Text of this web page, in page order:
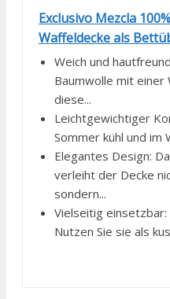
Exclusivo Mezcla
Waffeldecke als
Weich und
Baumwolle mit einer
diese...
Leichtgewichtiger
Sommer kühl und im
Elegantes Design:
verleiht der Decke
sondern...
Vielseitig
Nutzen Sie sie als